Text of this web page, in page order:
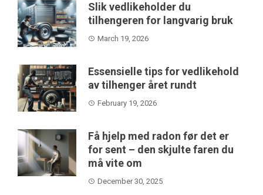
Slik vedlikeholder du
tilhengeren for langvarig bruk
March 19, 2026
Essensielle tips for vedlikehold
av tilhenger året rundt
February 19, 2026
Få hjelp med radon før det er
for sent – den skjulte faren du
må vite om
December 30, 2025